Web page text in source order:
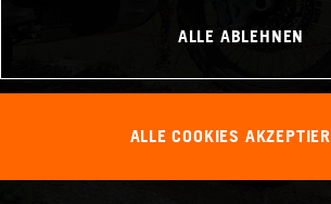
ALLE ABLEHNEN
ALLE COOKIES